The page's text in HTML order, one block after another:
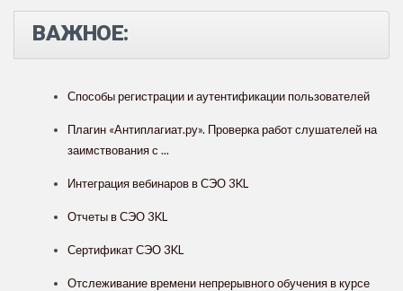
ВАЖНОЕ:
Способы регистрации и аутентификации пользователей
Плагин «Антиплагиат.ру». Проверка работ слушателей на
заимствования с ...
Интеграция вебинаров в СЭО 3KL
Отчеты в СЭО 3KL
Сертификат СЭО 3KL
Отслеживание времени непрерывного обучения в курсе